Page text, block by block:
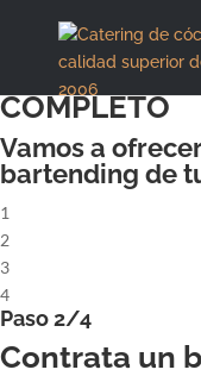
Paso 1/4
ALQUILA UN
COMPLETO
Vamos a
bartending de
1
2
3
4
Paso 2/4
Contrata un